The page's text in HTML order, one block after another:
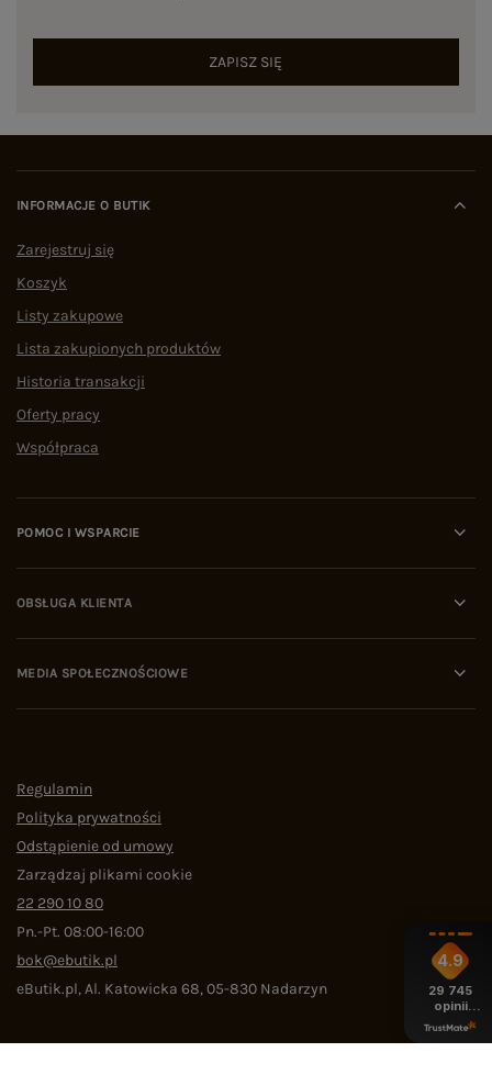
ZAPISZ SIĘ
INFORMACJE O BUTIK
Zarejestruj się
Koszyk
Listy zakupowe
Lista zakupionych produktów
Historia transakcji
Oferty pracy
Współpraca
POMOC I WSPARCIE
OBSŁUGA KLIENTA
MEDIA SPOŁECZNOŚCIOWE
Regulamin
Polityka prywatności
Odstąpienie od umowy
Zarządzaj plikami cookie
22 290 10 80
Pn.-Pt. 08:00-16:00
bok@ebutik.pl
eButik.pl,Al. Katowicka 68,05-830 Nadarzyn
4.9
29 745
opinii
z całego